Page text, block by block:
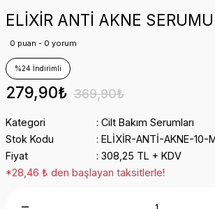
ELİXİR ANTİ AKNE
0 puan - 0 yorum
%24 İndirimli
279,90₺ 369,90₺
Kategori
Cilt Bakım Serumları
Stok Kodu
ELİXİR-ANTİ-AKNE-10-
Fiyat
308,25 TL + KDV
*28,46 ₺ den başlayan taksitlerle!